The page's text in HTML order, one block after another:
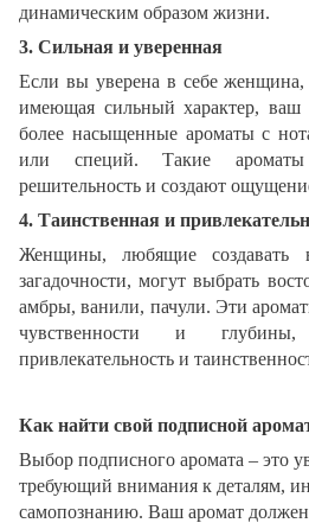
динамическим образом жизни.
3. Сильная и уверенная
Если вы уверена в себе женщина,
имеющая сильный характер,
более насыщенные ароматы с
или специй. Такие
решительность и создают
4. Таинственная и
Женщины, любящие создавать
загадочности, могут выбрать
амбры, ванили, пачули. Эти
чувственности и
привлекательность и
Как найти свой подписной
Выбор подписного аромата – это
требующий внимания к деталям,
самопознанию. Ваш аромат